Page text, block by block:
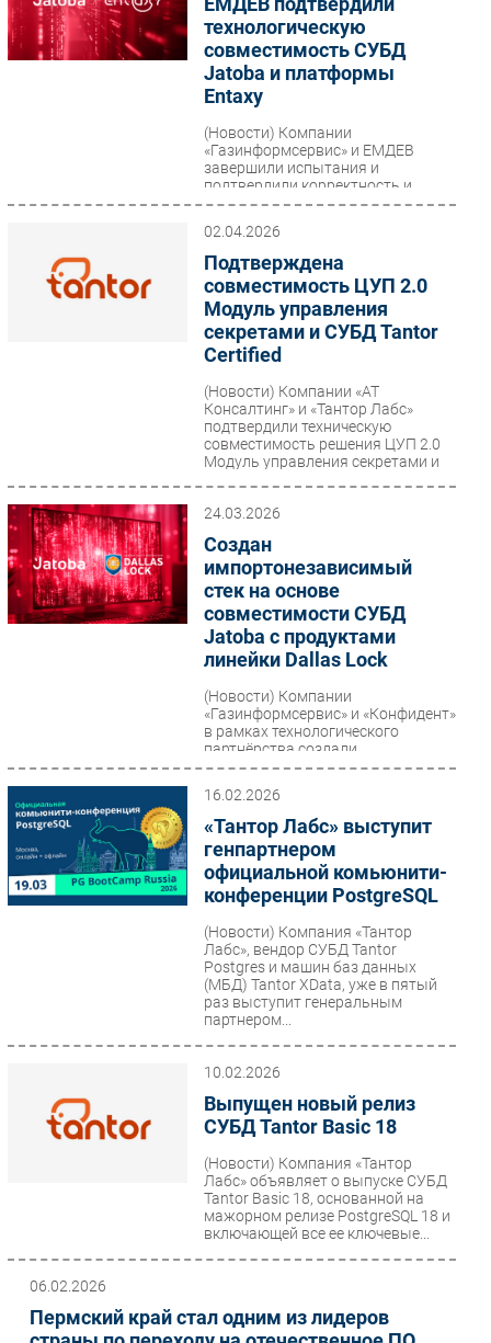
технологическую
совместимость СУБД
Jatoba и платформы
Entaxy
(Новости) Компании
«Газинформсервис» и ЕМДЕВ
завершили испытания и
подтвердили корректность и
стабильность совместной работы
02.04.2026
Подтверждена
совместимость ЦУП 2.0
Модуль управления
секретами и СУБД Tantor
Certified
(Новости) Компании «АТ
Консалтинг» и «Тантор Лабс»
подтвердили техническую
совместимость решения ЦУП 2.0
Модуль управления секретами и
24.03.2026
Создан
импортонезависимый
стек на основе
совместимости СУБД
Jatoba с продуктами
линейки Dallas Lock
(Новости) Компании
«Газинформсервис» и «Конфидент»
в рамках технологического
партнёрства создали
комплексный
высокозащищённой...
16.02.2026
«Тантор Лабс» выступит
генпартнером
официальной комьюнити-
конференции PostgreSQL
(Новости) Компания «Тантор
Лабс», вендор СУБД Tantor
Postgres и машин баз данных
(МБД) Tantor XData, уже в пятый
раз выступит генеральным
партнером...
10.02.2026
Выпущен новый релиз
СУБД Tantor Basic 18
(Новости) Компания «Тантор
Лабс» объявляет о выпуске СУБД
Tantor Basic 18, основанной на
мажорном релизе PostgreSQL 18 и
включающей все ее ключевые...
06.02.2026
Пермский край стал одним из лидеров